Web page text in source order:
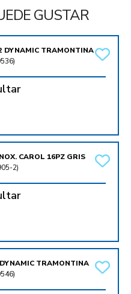
GUSTAR
DYNAMIC TRAMONTINA
)
CAROL 16PZ GRIS
2)
TRAMONTINA
)